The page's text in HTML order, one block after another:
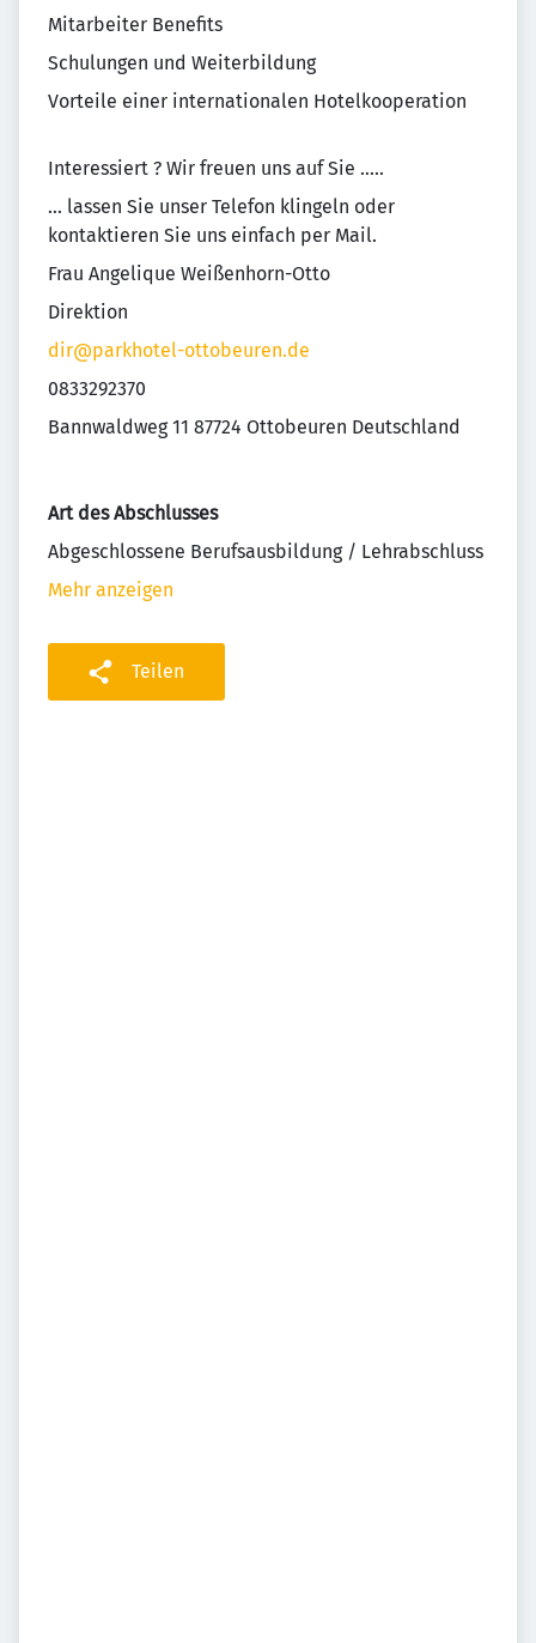
Mitarbeiter Benefits
Schulungen und Weiterbildung
Vorteile einer internationalen Hotelkooperation
Interessiert ? Wir freuen uns auf Sie .....
... lassen Sie unser Telefon klingeln oder
kontaktieren Sie uns einfach per Mail.
Frau Angelique Weißenhorn-Otto
Direktion
dir@parkhotel-ottobeuren.de
0833292370
Bannwaldweg 11 87724 Ottobeuren Deutschland
Art des Abschlusses
Abgeschlossene Berufsausbildung / Lehrabschluss
Mehr anzeigen
Teilen